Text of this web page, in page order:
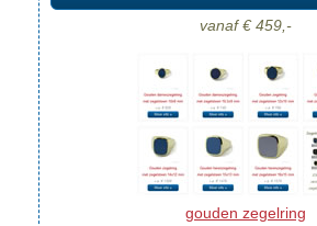
vanaf € 459,-
gouden zegelring